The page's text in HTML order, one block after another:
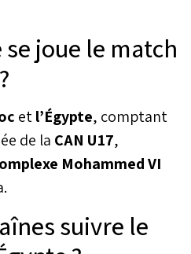
joue le match
etl’Égypte, comptant
de la CAN U17,
Mohammed VI
suivre le